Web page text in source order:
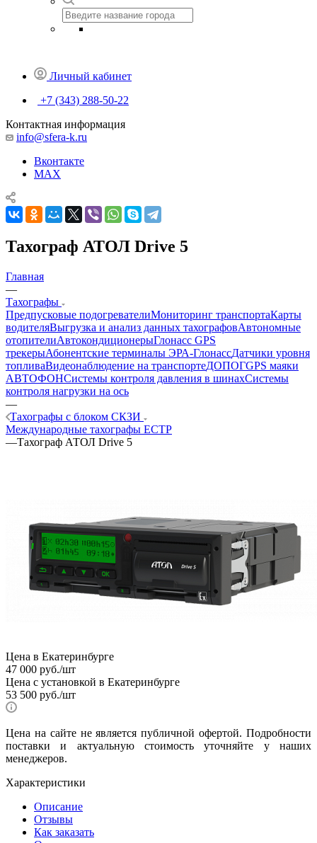
Личный кабинет
+7 (343) 288-50-22
Контактная информация
info@sfera-k.ru
Вконтакте
MAX
Тахограф АТОЛ Drive 5
Главная
—
Тахографы
Предпусковые подогревателиМониторинг транспортаКарты
водителяВыгрузка и анализ данных тахографовАвтономные
отопителиАвтокондиционерыГлонасс GPS
трекерыАбонентские терминалы ЭРА-ГлонассДатчики уровня
топливаВидеонаблюдение на транспортеДОПОГGPS маяки
АВТОФОНСистемы контроля давления в шинахСистемы
контроля нагрузки на ось
—
Тахографы с блоком СКЗИ
Международные тахографы ЕСТР
—Тахограф АТОЛ Drive 5
Цена в Екатеринбурге
47 000 руб./шт
Цена с установкой в Екатеринбурге
53 500 руб./шт
Цена на сайте не является публичной офертой. Подробности
поставки и актуальную стоимость уточняйте у наших
менеджеров.
Характеристики
Описание
Отзывы
Как заказать